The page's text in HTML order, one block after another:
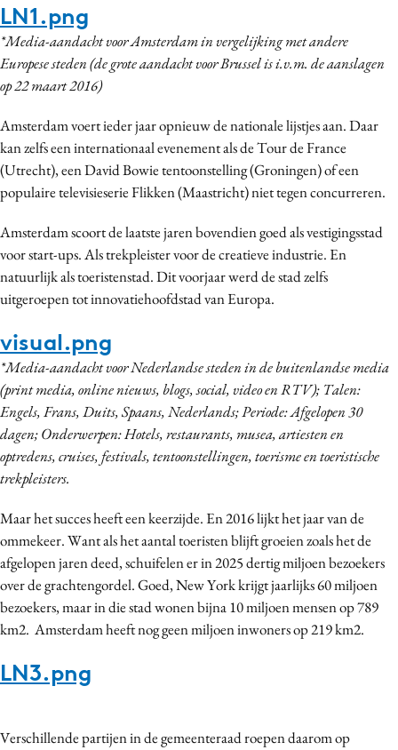
PR
Programmatic
Purpose Marketing
LN1.png
*Media-aandacht voor Amsterdam in vergelijking met andere
Europese steden (de grote aandacht voor Brussel is i.v.m. de aanslagen
op 22 maart 2016)
Amsterdam voert ieder jaar opnieuw de nationale lijstjes aan. Daar
kan zelfs een internationaal evenement als de Tour de France
(Utrecht), een David Bowie tentoonstelling (Groningen) of een
populaire televisieserie Flikken (Maastricht) niet tegen concurreren.
Amsterdam scoort de laatste jaren bovendien goed als vestigingsstad
voor start-ups. Als trekpleister voor de creatieve industrie. En
natuurlijk als toeristenstad. Dit voorjaar werd de stad zelfs
uitgeroepen tot innovatiehoofdstad van Europa.
visual.png
*Media-aandacht voor Nederlandse steden in de buitenlandse media
(print media, online nieuws, blogs, social, video en RTV); Talen:
Engels, Frans, Duits, Spaans, Nederlands; Periode: Afgelopen 30
dagen; Onderwerpen: Hotels, restaurants, musea, artiesten en
optredens, cruises, festivals, tentoonstellingen, toerisme en toeristische
trekpleisters.
Maar het succes heeft een keerzijde. En 2016 lijkt het jaar van de
ommekeer. Want als het aantal toeristen blijft groeien zoals het de
afgelopen jaren deed, schuifelen er in 2025 dertig miljoen bezoekers
over de grachtengordel. Goed, New York krijgt jaarlijks 60 miljoen
bezoekers, maar in die stad wonen bijna 10 miljoen mensen op 789
km2. Amsterdam heeft nog geen miljoen inwoners op 219 km2.
LN3.png
Verschillende partijen in de gemeenteraad roepen daarom op